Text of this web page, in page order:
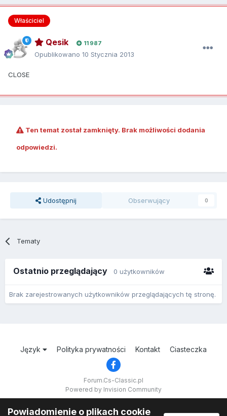
Właściciel
Qesik 11 987
Opublikowano 10 Stycznia 2013
CLOSE
Ten temat został zamknięty. Brak możliwości dodania
odpowiedzi.
Udostępnij Obserwujący 0
Tematy
Ostatnio przeglądający 0 użytkowników
Brak zarejestrowanych użytkowników przeglądających tę stronę.
Język Polityka prywatności Kontakt Ciasteczka
Forum.Cs-Classic.pl
Powered by Invision Community
Powiadomienie o plikach cookie